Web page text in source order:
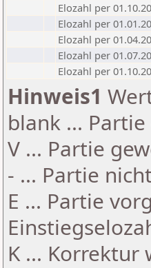
Elozahl per
Elozahl per
Elozahl per
Elozahl per
Elozahl per
Hinweis1
blank ...
V ... Partie
- ... Partie
E ... Partie
K ... Korrektur